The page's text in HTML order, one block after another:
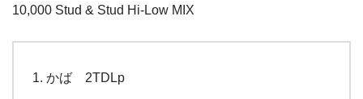
10,000 Stud & Stud Hi-Low MIX
かば 2TDLp